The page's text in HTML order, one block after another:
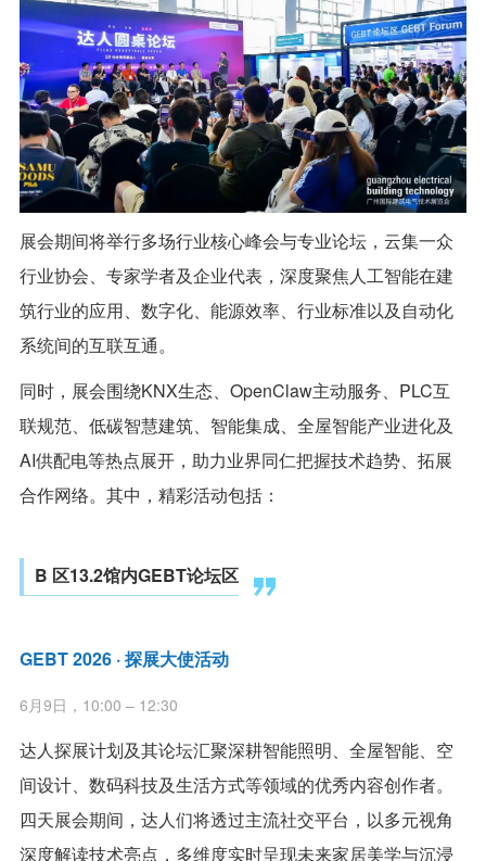
展会期间将举行多场行业核心峰会与专业论坛，云集一众
行业协会、专家学者及企业代表，深度聚焦人工智能在建
筑行业的应用、数字化、能源效率、行业标准以及自动化
系统间的互联互通。
同时，展会围绕KNX生态、OpenClaw主动服务、PLC互
联规范、低碳智慧建筑、智能集成、全屋智能产业进化及
AI供配电等热点展开，助力业界同仁把握技术趋势、拓展
合作网络。其中，精彩活动包括：
B 区13.2馆内GEBT论坛区
GEBT 2026 · 探展大使活动
6月9日，10:00 – 12:30
达人探展计划及其论坛汇聚深耕智能照明、全屋智能、空
间设计、数码科技及生活方式等领域的优秀内容创作者。
四天展会期间，达人们将透过主流社交平台，以多元视角
深度解读技术亮点，多维度实时呈现未来家居美学与沉浸